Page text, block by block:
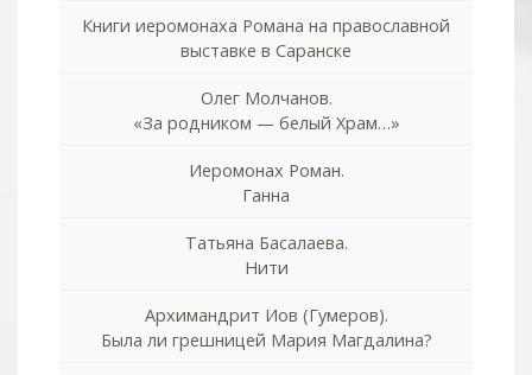
Книги иеромонаха Романа на православной
выставке в Саранске
Олег Молчанов.
«За родником — белый Храм…»
Иеромонах Роман.
Ганна
Татьяна Басалаева.
Нити
Архимандрит Иов (Гумеров).
Была ли грешницей Мария Магдалина?